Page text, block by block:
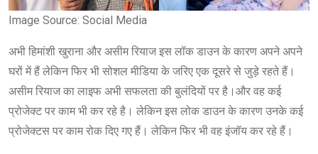
Image Source: Social Media
अभी हिमांशी खुराना और असीम रियाज इस लॉक डाउन के कारण अपने अपने
घरों में हैं लेकिन फिर भी सोशल मीडिया के जरिए एक दूसरे से जुड़े रहते हैं।
असीम रियाज का लाइफ अभी सफलता की बुलंदियों पर है।और वह कई
प्रोजेक्ट पर काम भी कर रहे है। लेकिन इस लोक डाउन के कारण उनके कई
प्रोजेक्टस पर काम रोक दिए गए हैं। लेकिन फिर भी वह इंजॉय कर रहे हैं।